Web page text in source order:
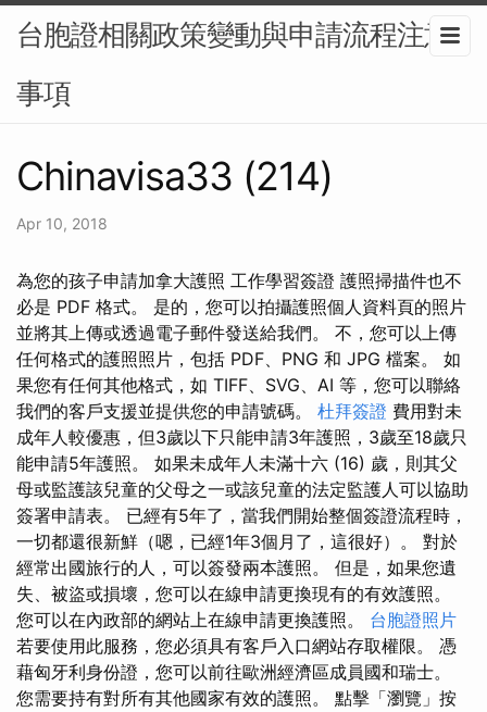
台胞證相關政策變動與申請流程注意
事項
Chinavisa33 (214)
Apr 10, 2018
為您的孩子申請加拿大護照 工作學習簽證 護照掃描件也不
必是 PDF 格式。 是的，您可以拍攝護照個人資料頁的照片
並將其上傳或透過電子郵件發送給我們。 不，您可以上傳
任何格式的護照照片，包括 PDF、PNG 和 JPG 檔案。 如
果您有任何其他格式，如 TIFF、SVG、AI 等，您可以聯絡
我們的客戶支援並提供您的申請號碼。 杜拜簽證 費用對未
成年人較優惠，但3歲以下只能申請3年護照，3歲至18歲只
能申請5年護照。 如果未成年人未滿十六 (16) 歲，則其父
母或監護該兒童的父母之一或該兒童的法定監護人可以協助
簽署申請表。 已經有5年了，當我們開始整個簽證流程時，
一切都還很新鮮（嗯，已經1年3個月了，這很好）。 對於
經常出國旅行的人，可以簽發兩本護照。 但是，如果您遺
失、被盜或損壞，您可以在線申請更換現有的有效護照。
您可以在內政部的網站上在線申請更換護照。 台胞證照片
若要使用此服務，您必須具有客戶入口網站存取權限。 憑
藉匈牙利身份證，您可以前往歐洲經濟區成員國和瑞士。
您需要持有對所有其他國家有效的護照。 點擊「瀏覽」按